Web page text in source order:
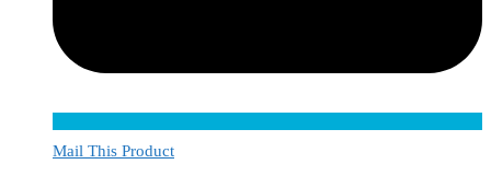
Mail This Product